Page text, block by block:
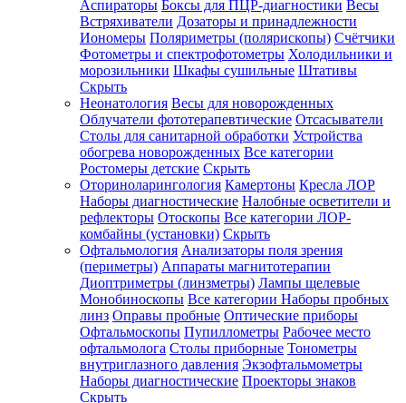
Аспираторы Боксы для ПЦР-диагностики Весы
Встряхиватели Дозаторы и принадлежности
Иономеры Поляриметры (полярископы) Счётчики
Фотометры и спектрофотометры Холодильники и
морозильники Шкафы сушильные Штативы
Скрыть
Неонатология Весы для новорожденных
Облучатели фототерапевтические Отсасыватели
Столы для санитарной обработки Устройства
обогрева новорожденных Все категории
Ростомеры детские Скрыть
Оториноларингология Камертоны Кресла ЛОР
Наборы диагностические Налобные осветители и
рефлекторы Отоскопы Все категории ЛОР-
комбайны (установки) Скрыть
Офтальмология Анализаторы поля зрения
(периметры) Аппараты магнитотерапии
Диоптриметры (линзметры) Лампы щелевые
Монобиноскопы Все категории Наборы пробных
линз Оправы пробные Оптические приборы
Офтальмоскопы Пупиллометры Рабочее место
офтальмолога Столы приборные Тонометры
внутриглазного давления Экзофтальмометры
Наборы диагностические Проекторы знаков
Скрыть